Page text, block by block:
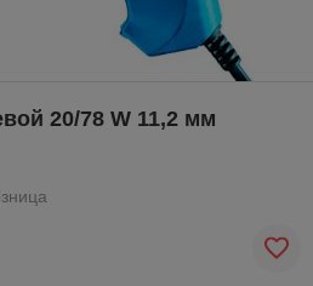
20/78 W 11,2 мм